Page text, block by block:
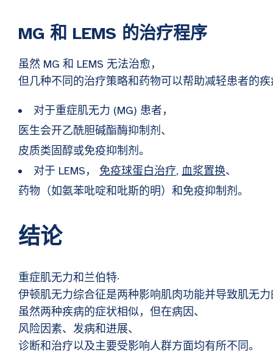
MG 和 LEMS 的治疗程序
虽然 MG 和 LEMS 无法治愈，
但几种不同的治疗策略和药物可以帮助减轻患者的
对于重症肌无力 (MG) 患者，
医生会开乙酰胆碱酯酶抑制剂、
皮质类固醇或免疫抑制剂。
对于 LEMS， 免疫球蛋白治疗, 血浆置换、
药物（如氨苯吡啶和吡斯的明）和免疫抑制剂。
结论
重症肌无力和兰伯特·
伊顿肌无力综合征是两种影响肌肉功能并导致肌无
虽然两种疾病的症状相似，但在病因、
风险因素、发病和进展、
诊断和治疗以及主要受影响人群方面均有所不同。